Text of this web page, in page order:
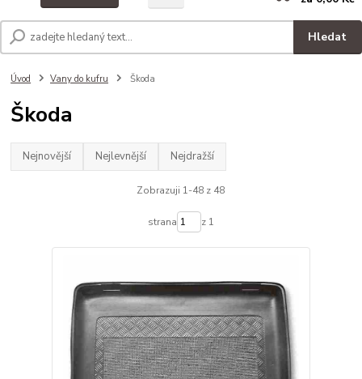
Hledat
Úvod Vany do kufru Škoda
Škoda
Nejnovější Nejlevnější Nejdražší
Zobrazuji 1-48 z 48
strana z 1